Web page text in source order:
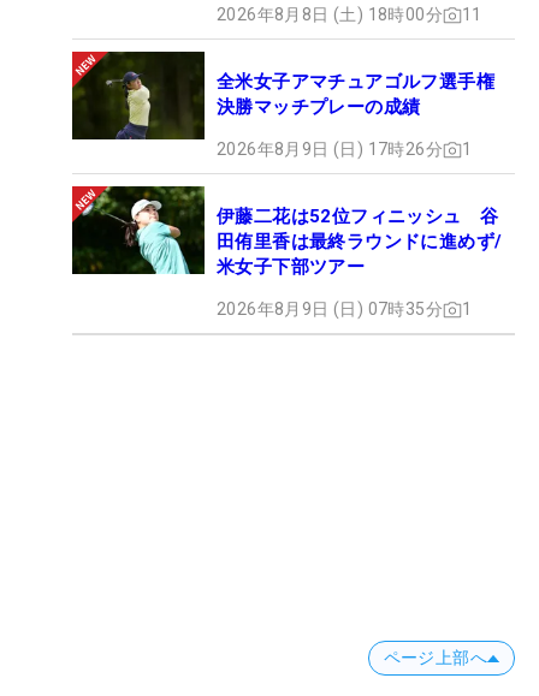
2026年8月8日 (土) 18時00分 11
全米女子アマチュアゴルフ選手権
決勝マッチプレーの成績
2026年8月9日 (日) 17時26分 1
伊藤二花は52位フィニッシュ 谷
田侑里香は最終ラウンドに進めず/
米女子下部ツアー
2026年8月9日 (日) 07時35分 1
ページ上部へ